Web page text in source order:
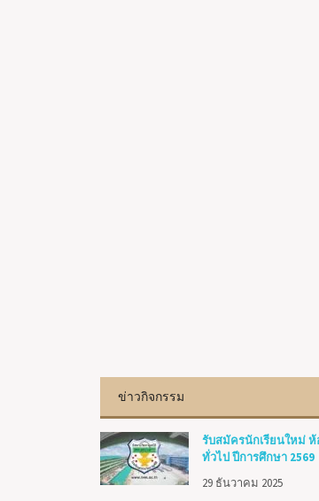
ข่าวกิจกรรม
รับสมัครนักเรียนใหม่ ห้
ทั่วไป ปีการศึกษา 2569
29 ธันวาคม 2025